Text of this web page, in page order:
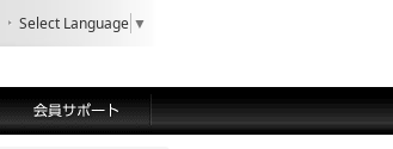
Select Language ▼